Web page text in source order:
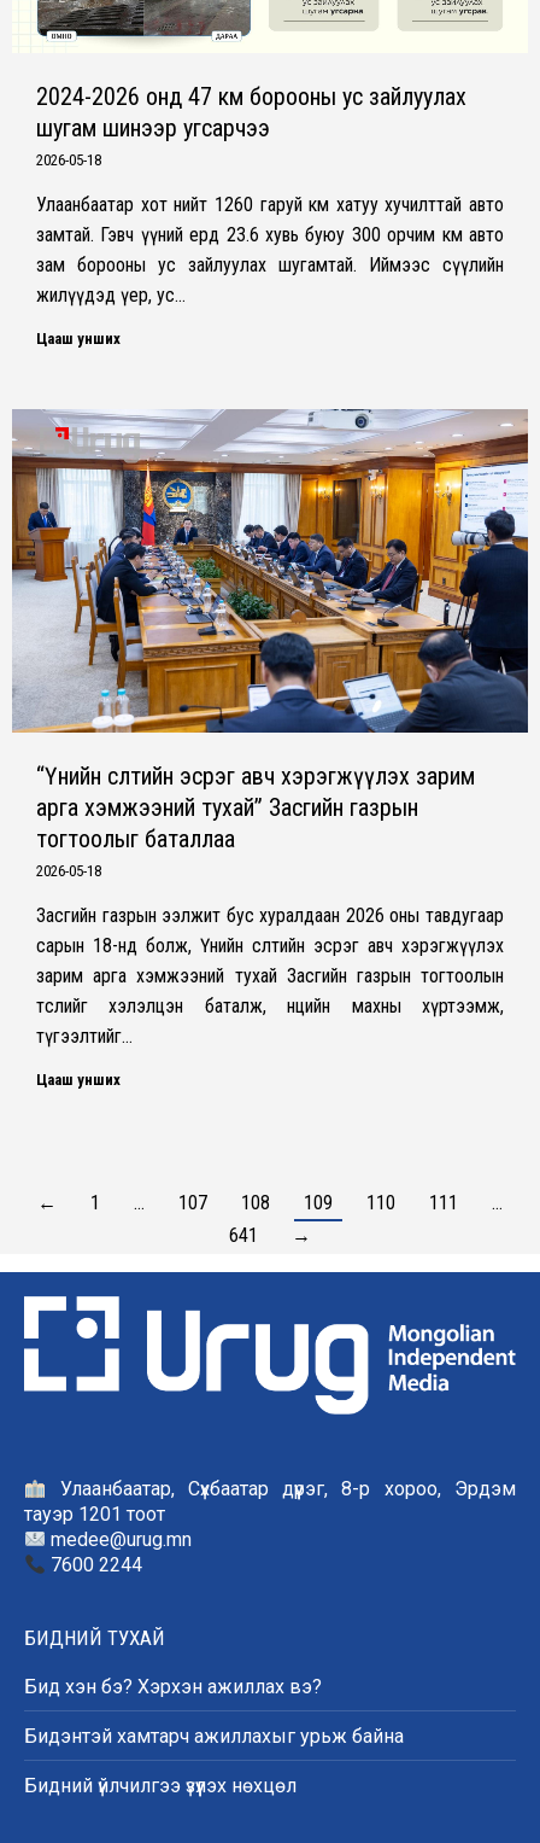
2024-2026 онд 47 км борооны ус зайлуулах
шугам шинээр угсарчээ
2026-05-18
Улаанбаатар хот нийт 1260 гаруй км хатуу хучилттай авто
замтай. Гэвч үүний ердөө 23.6 хувь буюу 300 орчим км авто
зам борооны ус зайлуулах шугамтай. Иймээс сүүлийн
жилүүдэд үер, ус…
Цааш унших
“Үнийн өсөлтийн эсрэг авч хэрэгжүүлэх зарим
арга хэмжээний тухай” Засгийн газрын
тогтоолыг баталлаа
2026-05-18
Засгийн газрын ээлжит бус хуралдаан 2026 оны тавдугаар
сарын 18-нд болж, Үнийн өсөлтийн эсрэг авч хэрэгжүүлэх
зарим арга хэмжээний тухай Засгийн газрын тогтоолын
төслийг хэлэлцэн баталж, нөөцийн махны хүртээмж,
түгээлтийг…
Цааш унших
← 1 … 107 108 109 110 111
…
641
→
Улаанбаатар, Сүхбаатар дүүрэг, 8-р хороо, Эрдэм
тауэр 1201 тоот
medee@urug.mn
7600 2244
БИДНИЙ ТУХАЙ
Бид хэн бэ? Хэрхэн ажиллах вэ?
Бидэнтэй хамтарч ажиллахыг урьж байна
Бидний үйлчилгээ үзүүлэх нөхцөл